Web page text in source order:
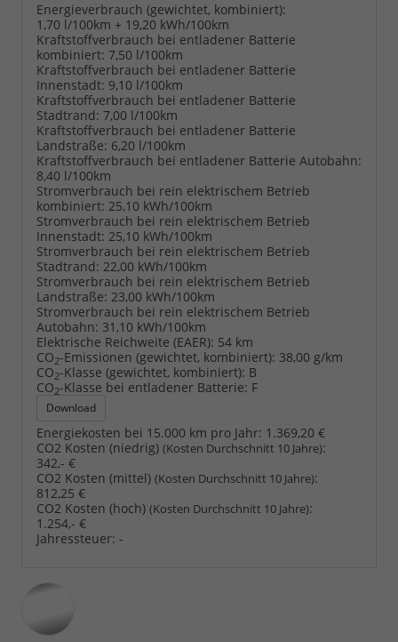
Energieverbrauch (gewichtet, kombiniert):
1,70 l/100km + 19,20 kWh/100km
Kraftstoffverbrauch bei entladener Batterie
kombiniert: 7,50 l/100km
Kraftstoffverbrauch bei entladener Batterie
Innenstadt: 9,10 l/100km
Kraftstoffverbrauch bei entladener Batterie
Stadtrand: 7,00 l/100km
Kraftstoffverbrauch bei entladener Batterie
Landstraße: 6,20 l/100km
Kraftstoffverbrauch bei entladener Batterie Autobahn:
8,40 l/100km
Stromverbrauch bei rein elektrischem Betrieb
kombiniert: 25,10 kWh/100km
Stromverbrauch bei rein elektrischem Betrieb
Innenstadt: 25,10 kWh/100km
Stromverbrauch bei rein elektrischem Betrieb
Stadtrand: 22,00 kWh/100km
Stromverbrauch bei rein elektrischem Betrieb
Landstraße: 23,00 kWh/100km
Stromverbrauch bei rein elektrischem Betrieb
Autobahn: 31,10 kWh/100km
Elektrische Reichweite (EAER): 54 km
CO2-Emissionen (gewichtet, kombiniert): 38,00 g/km
CO2-Klasse (gewichtet, kombiniert): B
CO2-Klasse bei entladener Batterie: F
Download
Energiekosten bei 15.000 km pro Jahr: 1.369,20 €
CO2 Kosten (niedrig) (Kosten Durchschnitt 10 Jahre):
342,- €
CO2 Kosten (mittel) (Kosten Durchschnitt 10 Jahre):
812,25 €
CO2 Kosten (hoch) (Kosten Durchschnitt 10 Jahre):
1.254,- €
Jahressteuer: -